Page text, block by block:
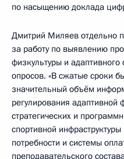
по насыщению доклада
Дмитрий Миляев отдельно
за работу по выявлению
физкультуры и
опросов. «В сжатые сроки
значительный объём
регулирования адаптивной
стратегических и
спортивной
потребности и системы
преподавательского